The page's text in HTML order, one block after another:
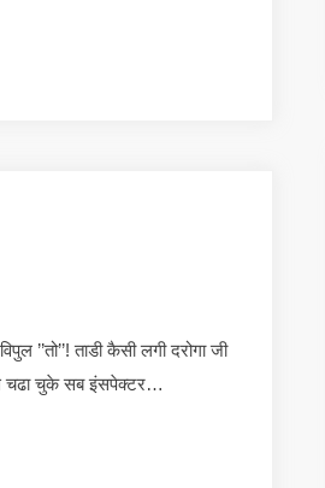
ताडी कैसी लगी दरोगा जी
चढा चुके सब इंसपेक्टर…